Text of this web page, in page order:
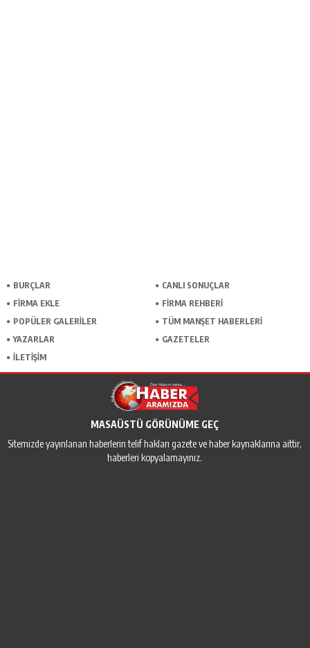
BURÇLAR
CANLI SONUÇLAR
FİRMA EKLE
FİRMA REHBERİ
POPÜLER GALERİLER
TÜM MANŞET HABERLERİ
YAZARLAR
GAZETELER
İLETİŞİM
MASAÜSTÜ GÖRÜNÜME GEÇ
Sitemizde yayınlanan haberlerin telif hakları gazete ve haber kaynaklarına aittir,
haberleri kopyalamayınız.